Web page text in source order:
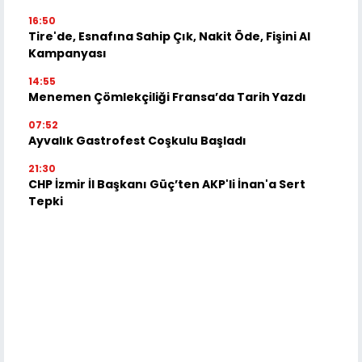
16:50
Tire'de, Esnafına Sahip Çık, Nakit Öde, Fişini Al
Kampanyası
14:55
Menemen Çömlekçiliği Fransa’da Tarih Yazdı
07:52
Ayvalık Gastrofest Coşkulu Başladı
21:30
CHP İzmir İl Başkanı Güç’ten AKP'li İnan'a Sert
Tepki